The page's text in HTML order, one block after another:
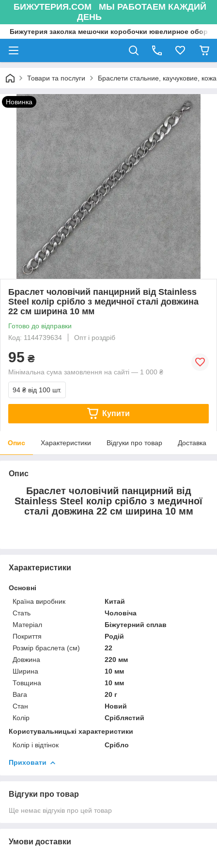
БИЖУТЕРИЯ.COM МЫ РАБОТАЕМ КАЖДИЙ
ДЕНЬ
Бижутерия заколка мешочки коробочки ювелирное
Товари та послуги Браслети стальние, каучуковие,
Новинка
Браслет чоловічий панцирний від Stainless
Steel колір срібло з медичної сталі довжина
22 см ширина 10 мм
Готово до відправки
Код: 1144739634
Опт і роздріб
95 ₴
Мінімальна сума замовлення на сайті — 1 000 ₴
94 ₴ від 100 шт.
Купити
Опис Характеристики Відгуки про товар Доставка
Опис
Браслет чоловічий панцирний від
Stainless Steel колір срібло з медичної
сталі довжина 22 см ширина 10 мм
Характеристики
Основні
Країна виробник
Китай
Стать
Чоловіча
Матеріал
Біжутерний сплав
Покриття
Родій
Розмір браслета (см)
22
Довжина
220 мм
Ширина
10 мм
Товщина
10 мм
Вага
20 г
Стан
Новий
Колір
Сріблястий
Користувальницькі характеристики
Колір і відтінок
Срібло
Приховати
Відгуки про товар
Ще немає відгуків про цей товар
Умови доставки